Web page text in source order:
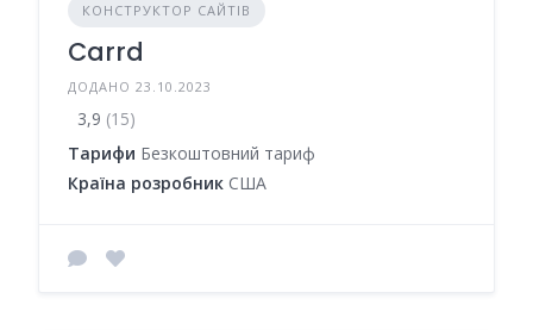
КОНСТРУКТОР САЙТІВ
Carrd
ДОДАНО 23.10.2023
3,9 (15)
Тарифи Безкоштовний тариф
Країна розробник США